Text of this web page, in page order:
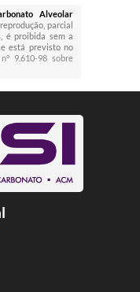
Alveolar
parcial
é proibida sem a
está previsto no
9.610-98 sobre